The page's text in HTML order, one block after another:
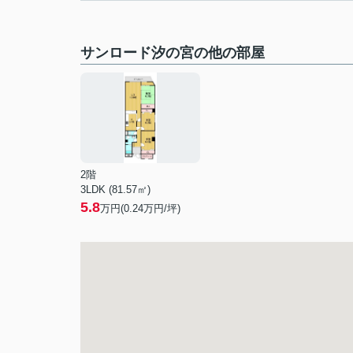
サンロード汐の宮の他の部屋
2階
3LDK (81.57㎡)
5.8万円(0.24万円/坪)